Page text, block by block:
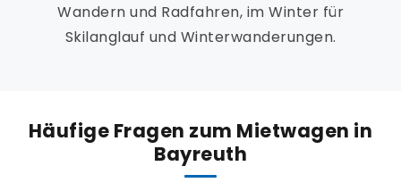
Wandern und Radfahren, im Winter für
Skilanglauf und Winterwanderungen.
Häufige Fragen zum Mietwagen in
Bayreuth